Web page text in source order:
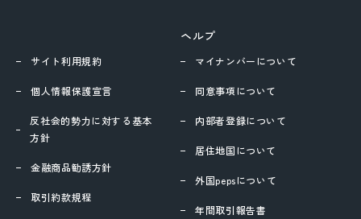
ヘルプ
マイナンバーについて
同意事項について
内部者登録について
居住地国について
外国pepsについて
年間取引報告書
サイト利用規約
個人情報保護宣言
反社会的勢力に対する基本
方針
金融商品勧誘方針
取引約款規程